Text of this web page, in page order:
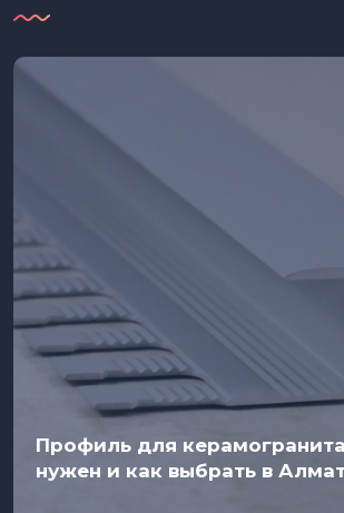
Профиль для
нужен и как выбрать в